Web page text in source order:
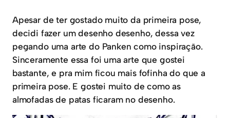
Apesar de ter gostado muito da primeira pose,
decidi fazer um desenho desenho, dessa vez
pegando uma arte do Panken como inspiração.
Sinceramente essa foi uma arte que gostei
bastante, e pra mim ficou mais fofinha do que a
primeira pose. E gostei muito de como as
almofadas de patas ficaram no desenho.